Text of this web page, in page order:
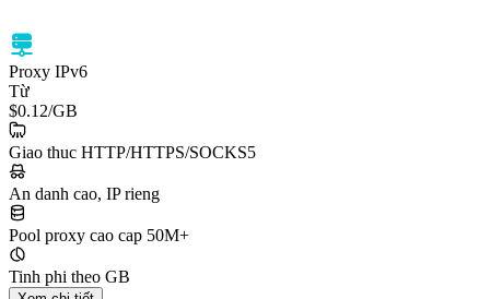
Proxy IPv6
Từ
$0.12/GB
Giao thuc HTTP/HTTPS/SOCKS5
An danh cao, IP rieng
Pool proxy cao cap 50M+
Tinh phi theo GB